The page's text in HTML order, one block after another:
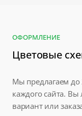
ОФОРМЛЕНИЕ
Цветовые
Мы предлагаем
каждого сайта.
вариант или